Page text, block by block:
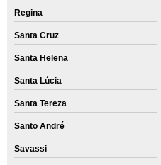
Regina
Santa Cruz
Santa Helena
Santa Lúcia
Santa Tereza
Santo André
Savassi